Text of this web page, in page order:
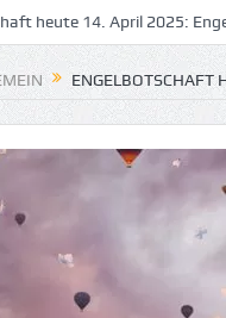
Engel der Transformtion
ENGELBOTSCHAFT